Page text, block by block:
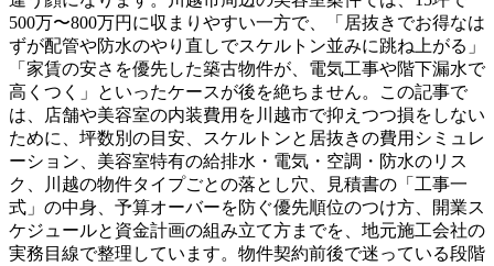
500万〜800万円に収まりやすい一方で、「居抜きでお得なは
ずが配管や防水のやり直しでスケルトン並みに跳ね上がる」
「家賃の安さを優先した築古物件が、電気工事や階下漏水で
高くつく」といったケースが後を絶ちません。この記事で
は、店舗や美容室の内装費用を川越市で抑えつつ損をしない
ために、坪数別の目安、スケルトンと居抜きの費用シミュレ
ーション、美容室特有の給排水・電気・空調・防水のリス
ク、川越の物件タイプごとの落とし穴、見積書の「工事一
式」の中身、予算オーバーを防ぐ優先順位のつけ方、開業ス
ケジュールと資金計画の組み立て方までを、地元施工会社の
実務目線で整理しています。物件契約前後で迷っている段階